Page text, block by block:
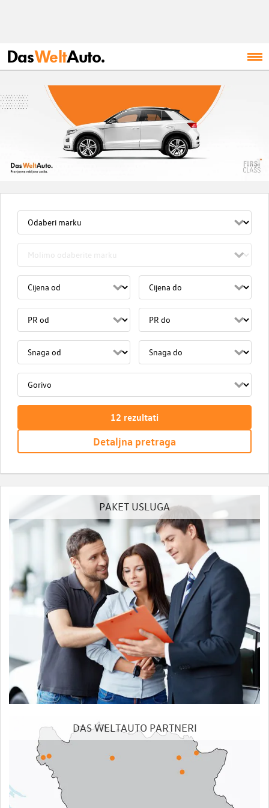
DasWeltAuto.
Detaljna pretraga
12 rezultati
PAKET USLUGA
DAS WELTAUTO PARTNERI